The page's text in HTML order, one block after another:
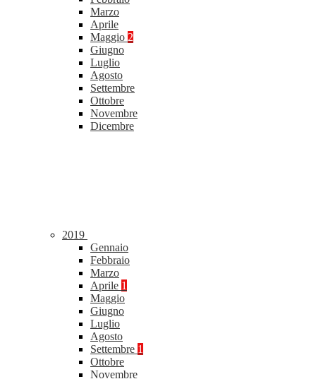
Marzo
Aprile
Maggio 2
Giugno
Luglio
Agosto
Settembre
Ottobre
Novembre
Dicembre
2019
Gennaio
Febbraio
Marzo
Aprile 1
Maggio
Giugno
Luglio
Agosto
Settembre 1
Ottobre
Novembre